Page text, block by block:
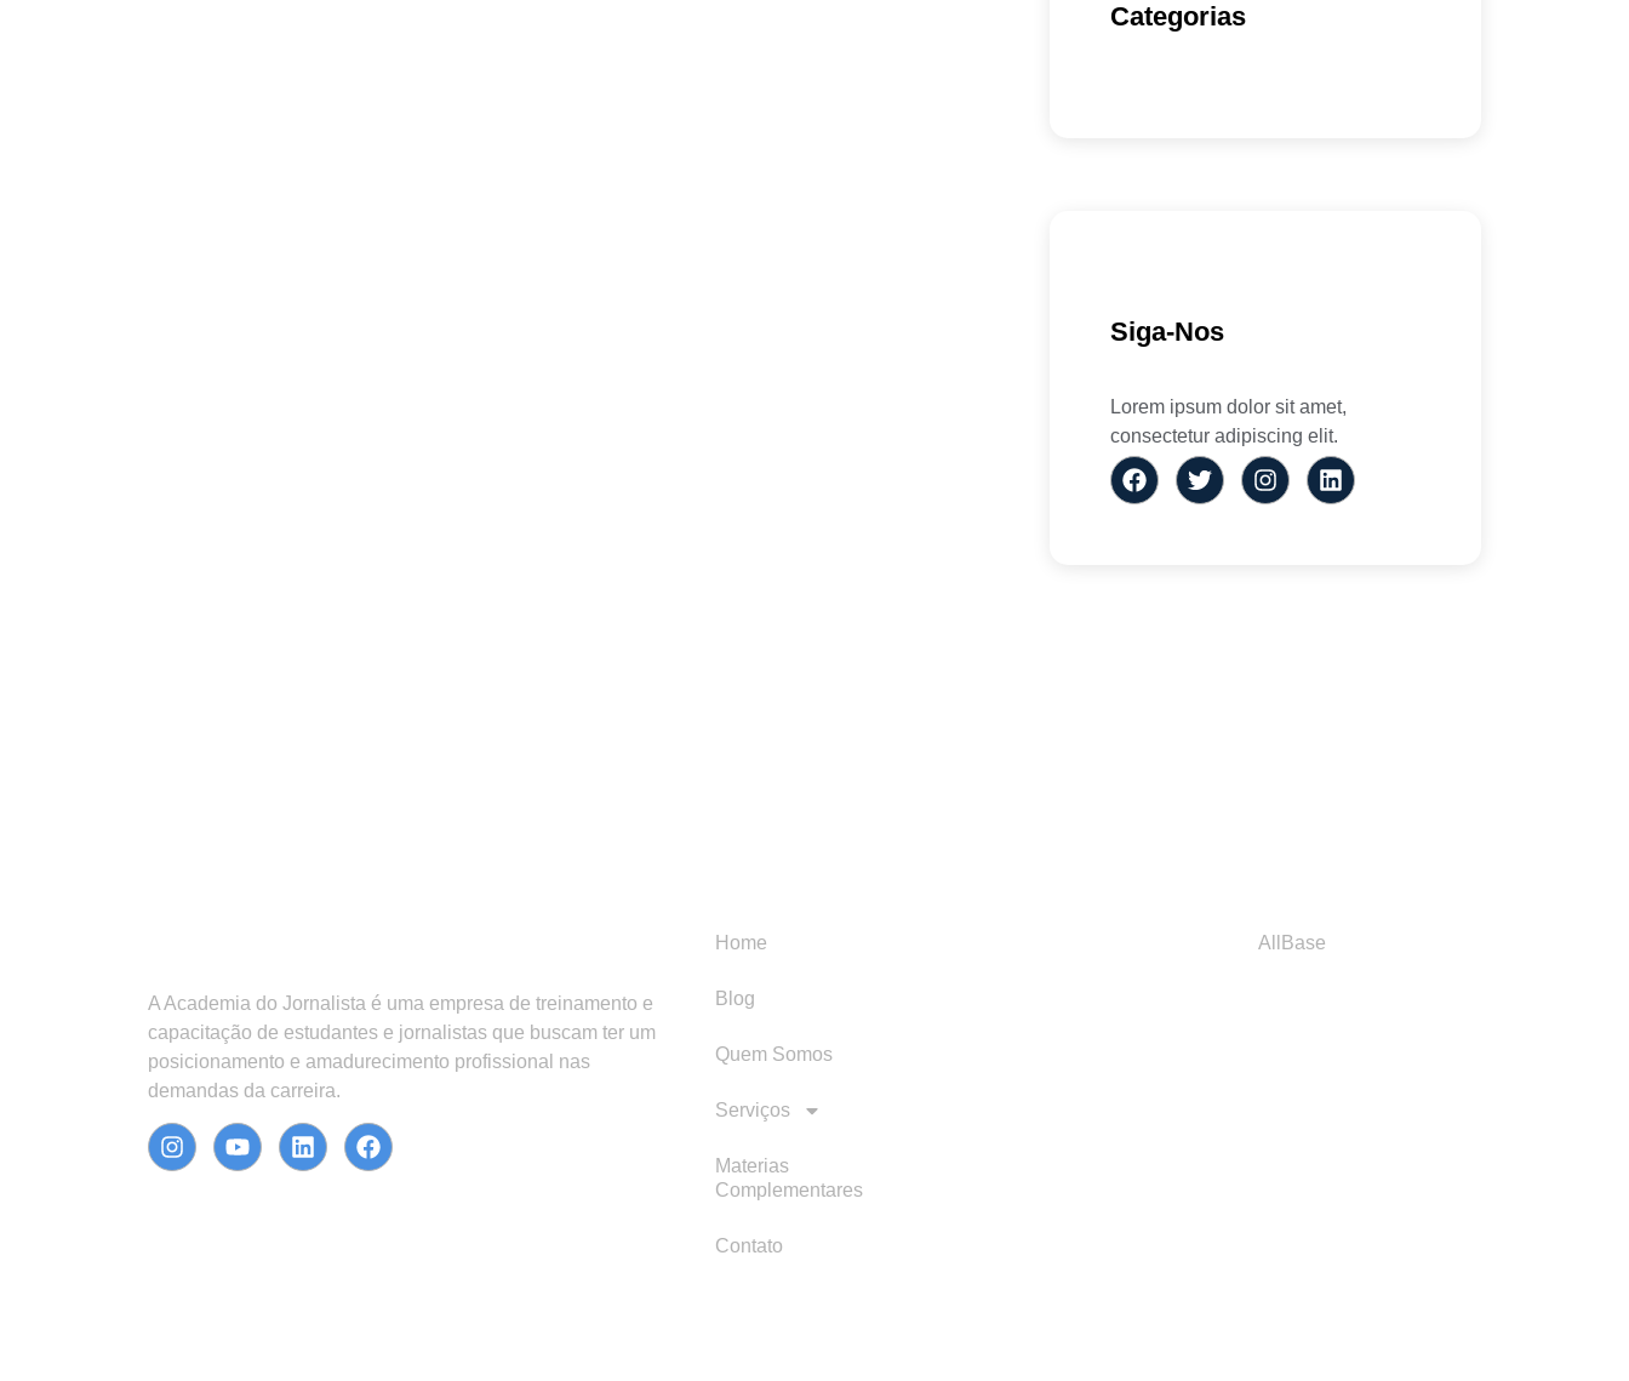
Categorias
Siga-Nos
Lorem ipsum dolor sit amet,
consectetur adipiscing elit.
A Academia do Jornalista é uma empresa de treinamento e
capacitação de estudantes e jornalistas que buscam ter um
posicionamento e amadurecimento profissional nas
demandas da carreira.
Home
Blog
Quem Somos
Serviços
Materias
Complementares
Contato
AllBase